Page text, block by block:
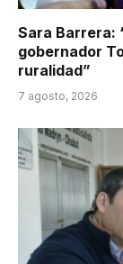
Sara Barrera:
gobernador
ruralidad”
7 agosto, 2026